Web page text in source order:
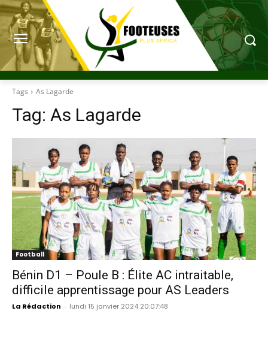
Tags As Lagarde
Tag: As Lagarde
Football
Bénin D1 – Poule B : Élite AC intraitable,
difficile apprentissage pour AS Leaders
La Rédaction - lundi 15 janvier 2024 20:07:48